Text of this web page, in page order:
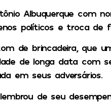
Albuquerque com
políticos e troca de
de brincadeira, que
de longa data com
em seus adversários.
de seu